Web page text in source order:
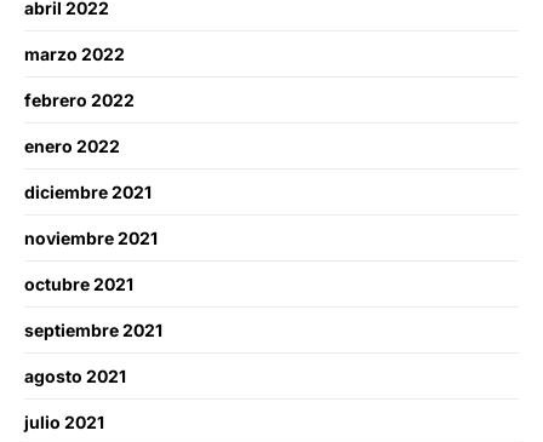
abril 2022
marzo 2022
febrero 2022
enero 2022
diciembre 2021
noviembre 2021
octubre 2021
septiembre 2021
agosto 2021
julio 2021